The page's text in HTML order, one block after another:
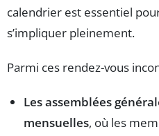
calendrier est essentiel
s’impliquer pleinement.
Parmi ces rendez-vous
Les assemblées
mensuelles, où les